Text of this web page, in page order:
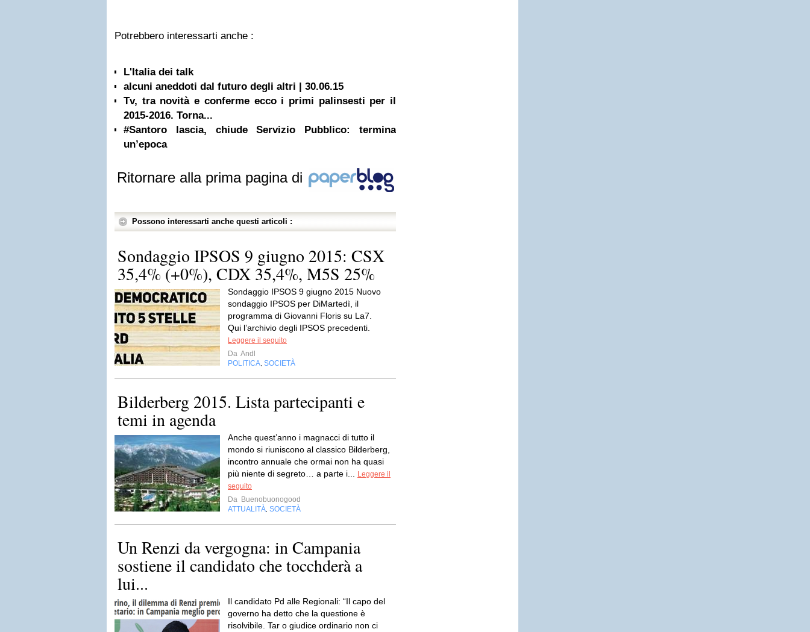
Potrebbero interessarti anche :
L'Italia dei talk
alcuni aneddoti dal futuro degli altri | 30.06.15
Tv, tra novità e conferme ecco i primi palinsesti per il
2015-2016. Torna...
#Santoro lascia, chiude Servizio Pubblico: termina
un’epoca
Ritornare alla prima pagina di
Possono interessarti anche questi articoli :
Sondaggio IPSOS 9 giugno 2015: CSX
35,4% (+0%), CDX 35,4%, M5S 25%
Sondaggio IPSOS 9 giugno 2015 Nuovo
sondaggio IPSOS per DiMartedì, il
programma di Giovanni Floris su La7.
Qui l’archivio degli IPSOS precedenti.
Leggere il seguito
Da Andl
POLITICA SOCIETÀ
Bilderberg 2015. Lista partecipanti e
temi in agenda
Anche quest’anno i magnacci di tutto il
mondo si riuniscono al classico Bilderberg,
incontro annuale che ormai non ha quasi
più niente di segreto… a parte i...
Leggere il
seguito
Da Buenobuonogood
ATTUALITÀ SOCIETÀ
Un Renzi da vergogna: in Campania
sostiene il candidato che tocchderà a
lui...
Il candidato Pd alle Regionali: “Il capo del
governo ha detto che la questione è
risolvibile. Tar o giudice ordinario non ci